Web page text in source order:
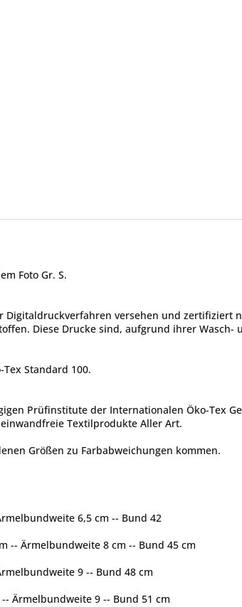
Foto Gr. S.
versehen und zertifiziert
Diese Drucke sind, aufgrund ihrer
Standard 100.
Prüfinstitute der Internationalen Öko-Tex
Textilprodukte Aller Art.
Größen zu Farbabweichungen kommen.
6,5 cm -- Bund 42
-- Ärmelbundweite 8 cm -- Bund 45 cm
9 -- Bund 48 cm
Ärmelbundweite 9 -- Bund 51 cm